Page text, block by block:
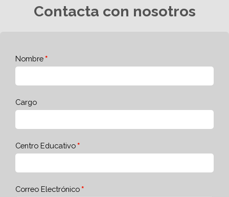
Contacta con nosotros
Nombre
Cargo
Centro Educativo
Correo Electrónico